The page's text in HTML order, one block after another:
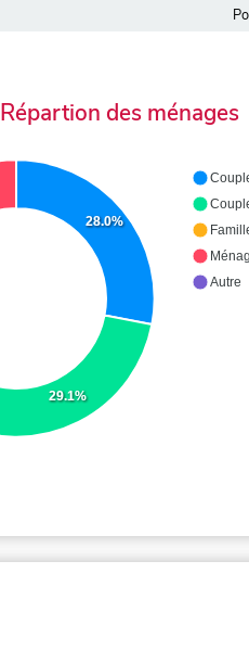
Répartion des ménages
28.0%
29.1%
Autre